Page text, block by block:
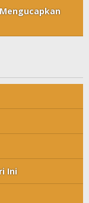
Ini